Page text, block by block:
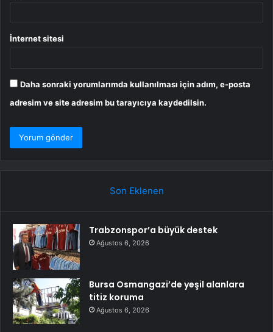
İnternet sitesi
Daha sonraki yorumlarımda kullanılması için adım, e-posta
adresim ve site adresim bu tarayıcıya kaydedilsin.
Son Eklenen
Trabzonspor’a büyük destek
Ağustos 6, 2026
Bursa Osmangazi’de yeşil alanlara
titiz koruma
Ağustos 6, 2026